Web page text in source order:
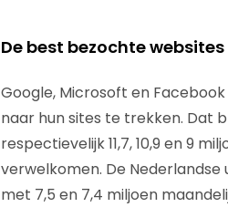
De best bezochte
Google, Microsoft en
naar hun sites te trekken. Dat
respectievelijk 11,7, 10,9 en 9
verwelkomen. De Nederlandse
met 7,5 en 7,4 miljoen